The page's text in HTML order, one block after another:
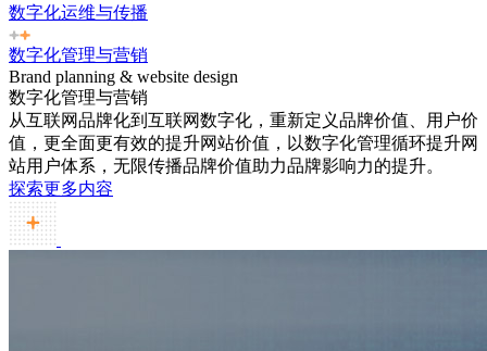
数字化运维与传播
数字化管理与营销
Brand planning & website design
数字化管理与营销
从互联网品牌化到互联网数字化，重新定义品牌价值、用户价
值，更全面更有效的提升网站价值，以数字化管理循环提升网
站用户体系，无限传播品牌价值助力品牌影响力的提升。
探索更多内容